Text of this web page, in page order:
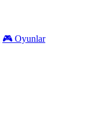
🎮 Oyunlar